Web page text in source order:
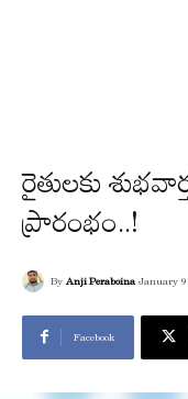
రైతులకు
ప్రారంభం..!
By Anji Peraboina January
Facebook